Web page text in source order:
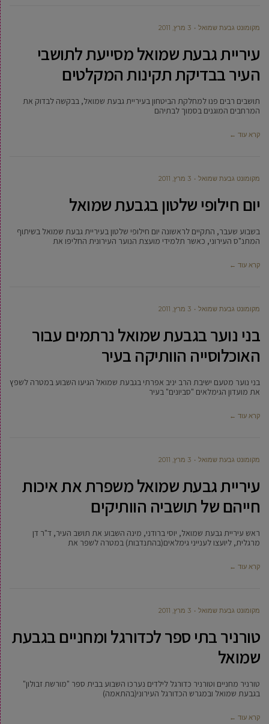
מקומונט גבעת שמואל 3 מרץ, 2011
עיריית גבעת שמואל מסייעת לתושבי
העיר בבדיקת תקינות המקלטים
תושבים רבים פנו למחלקת הביטחון בעיריית גבעת שמואל, בבקשה לבדוק את
המרחבים המוגנים בסמוך לבתיהם
קרא עוד ←
מקומונט גבעת שמואל 3 מרץ, 2011
יום חילופי שלטון בגבעת שמואל
בשבוע שעבר, התקיים לראשונה יום חילופי שלטון בעיריית גבעת שמואל בשיתוף
המתנ"ס העירוני, כאשר תלמידי מועצת הנוער העירונית החליפו את
קרא עוד ←
מקומונט גבעת שמואל 3 מרץ, 2011
בני נוער בגבעת שמואל נרתמים עבור
האוכלוסייה הוותיקה בעיר
בני נוער מטעם ישיבת הרב יניב אפרתי בגבעת שמואל הגיעו השבוע במטרה לשפץ
את מועדון הגימלאים "סביונים" בעיר
קרא עוד ←
מקומונט גבעת שמואל 3 מרץ, 2011
עיריית גבעת שמואל משפרת את איכות
חייהם של תושביה הוותיקים
ראש עיריית גבעת שמואל, יוסי ברודני, מינה השבוע את תושב העיר, ד"ר דן
מרגלית, ליועצו לענייני גימלאים(בהתנדבות) במטרה לשפר את
קרא עוד ←
מקומונט גבעת שמואל 3 מרץ, 2011
טורניר בתי ספר לכדורגל ומחניים בגבעת
שמואל
טורניר מחניים וטורניר כדורגל לילדים נערכו השבוע בבית ספר "מורשת זבולון"
בגבעת שמואל ובמגרש הכדורגל העירוני(בהתאמה)
קרא עוד ←